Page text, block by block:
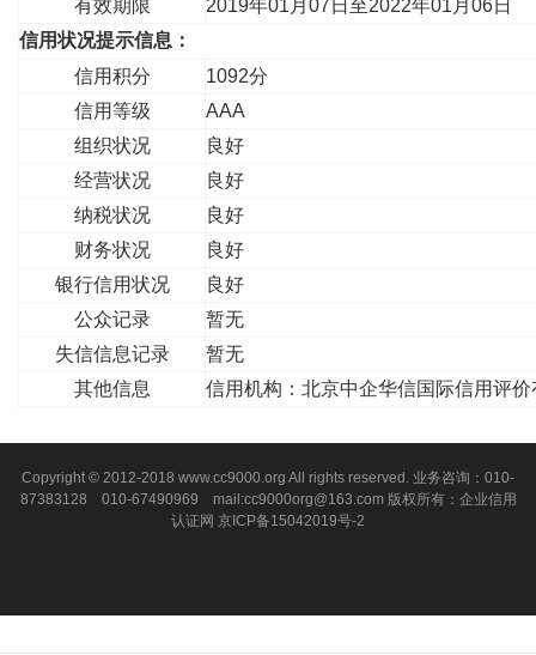
有效期限
2019年01月07日至2022年01月06日
信用状况提示信息：
信用积分
1092分
信用等级
AAA
组织状况
良好
经营状况
良好
纳税状况
良好
财务状况
良好
银行信用状况
良好
公众记录
暂无
失信信息记录
暂无
其他信息
信用机构：北京中企华信国际信用评
Copyright © 2012-2018 www.cc9000.org All rights reserved. 业务咨询：010-
87383128 010-67490969 mail:cc9000org@163.com 版权所有：企业信用
认证网 京ICP备15042019号-2